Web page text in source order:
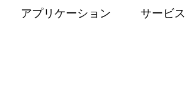
アプリケーション サービス